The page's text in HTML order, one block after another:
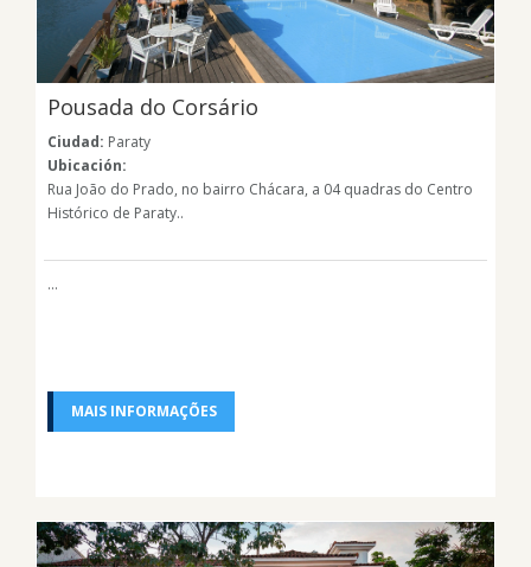
Pousada do Corsário
Ciudad: Paraty
Ubicación:
Rua João do Prado, no bairro Chácara, a 04 quadras do Centro
Histórico de Paraty..
...
MAIS INFORMAÇÕES